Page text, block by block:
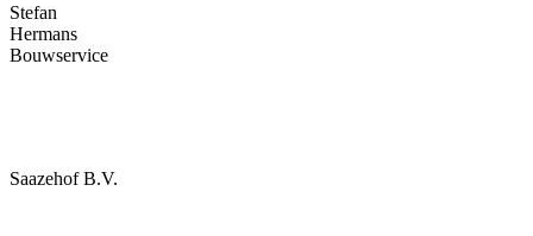
Stefan
Hermans
Bouwservice
Saazehof B.V.